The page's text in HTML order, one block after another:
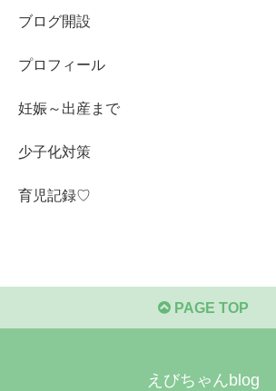
ブログ開設
プロフィール
妊娠～出産まで
少子化対策
育児記録♡
PAGE TOP
えびちゃんblog